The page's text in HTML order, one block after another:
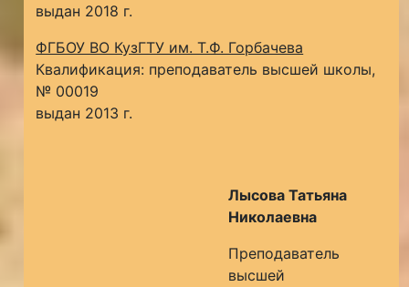
выдан 2018 г.
ФГБОУ ВО КузГТУ им. Т.Ф. Горбачева
Квалификация: преподаватель высшей школы,
№ 00019
выдан 2013 г.
Лысова Татьяна
Николаевна
Преподаватель
высшей